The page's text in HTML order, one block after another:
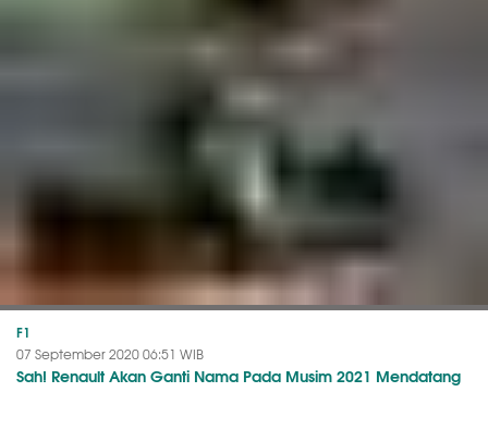
F1
07 September 2020 06:51 WIB
Sah! Renault Akan Ganti Nama Pada Musim 2021 Mendatang